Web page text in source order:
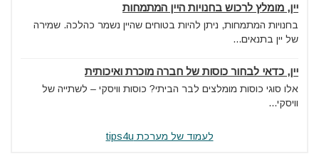
יין, מומלץ לרכוש בחנויות היין המתמחות
בחנויות המתמחות, ניתן להיות בטוחים שהיין נשמר כהלכה. שמירה
של יין בתנאים...
יין, כדאי לבחור כוסות של חברה מוכרת ואיכותית
אלו סוגי כוסות מומלצים לבר הביתי? כוסות וויסקי – לשתייה של
וויסקי...
לעמוד של מערכת tips4u